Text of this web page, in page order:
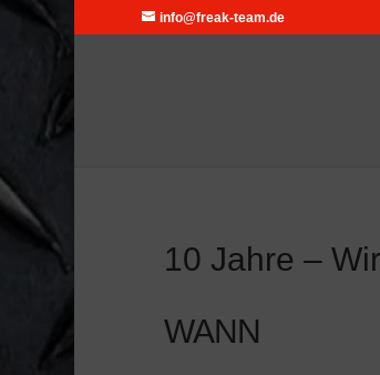
info@freak-team.de
10 Jahre –
WANN